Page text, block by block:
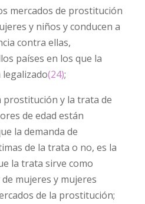
mercados de prostitución
y niños y conducen a
contra ellas,
países en los que la
legalizado(24);
prostitución y la trata de
de edad están
la demanda de
de la trata o no, es la
la trata sirve como
mujeres y mujeres
de la prostitución;